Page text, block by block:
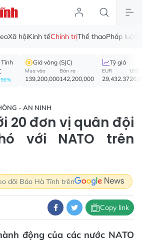
Xã hộiKinh tếChính trịThể thaoPháp luật
Tĩnh
Giá vàng (SJC)
Mua vào
139,200,000
Bán ra
142,200,000
Tỷ giá
EUR
29,432.37
USD
- AN NINH
20 đơn vị quân đội
với NATO trên
dõi Báo Hà Tĩnh trên
Copy link
động của các nước NATO